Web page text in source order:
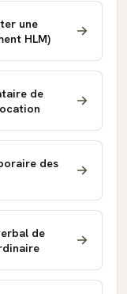
une
HLM)
de
des
de